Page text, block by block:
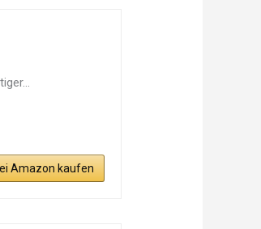
Amazon kaufen